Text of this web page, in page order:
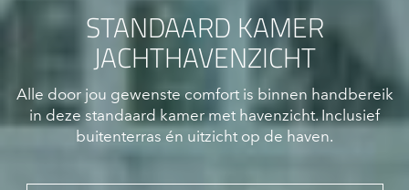
STANDAARD KAMER
JACHTHAVENZICHT
Alle door jou gewenste comfort is binnen handbereik
in deze standaard kamer met havenzicht. Inclusief
buitenterras én uitzicht op de haven.